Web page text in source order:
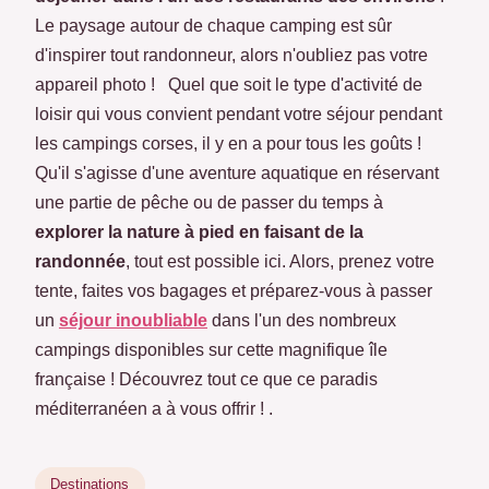
Le paysage autour de chaque camping est sûr
d'inspirer tout randonneur, alors n'oubliez pas votre
appareil photo ! Quel que soit le type d'activité de
loisir qui vous convient pendant votre séjour pendant
les campings corses, il y en a pour tous les goûts !
Qu'il s'agisse d'une aventure aquatique en réservant
une partie de pêche ou de passer du temps à
explorer la nature à pied en faisant de la
randonnée, tout est possible ici. Alors, prenez votre
tente, faites vos bagages et préparez-vous à passer
un séjour inoubliable dans l'un des nombreux
campings disponibles sur cette magnifique île
française ! Découvrez tout ce que ce paradis
méditerranéen a à vous offrir ! .
Destinations